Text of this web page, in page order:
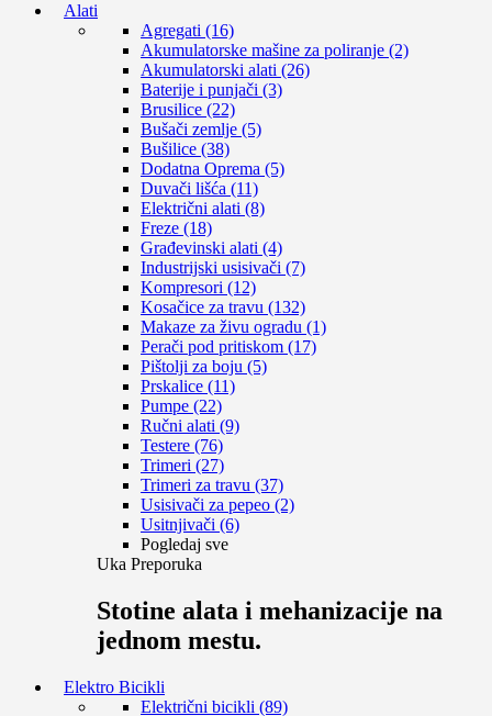
Alati
Agregati (16)
Akumulatorske mašine za poliranje (2)
Akumulatorski alati (26)
Baterije i punjači (3)
Brusilice (22)
Bušači zemlje (5)
Bušilice (38)
Dodatna Oprema (5)
Duvači lišća (11)
Električni alati (8)
Freze (18)
Građevinski alati (4)
Industrijski usisivači (7)
Kompresori (12)
Kosačice za travu (132)
Makaze za živu ogradu (1)
Perači pod pritiskom (17)
Pištolji za boju (5)
Prskalice (11)
Pumpe (22)
Ručni alati (9)
Testere (76)
Trimeri (27)
Trimeri za travu (37)
Usisivači za pepeo (2)
Usitnjivači (6)
Pogledaj sve
Uka Preporuka
Stotine alata i mehanizacije na
jednom mestu.
Elektro Bicikli
Električni bicikli (89)